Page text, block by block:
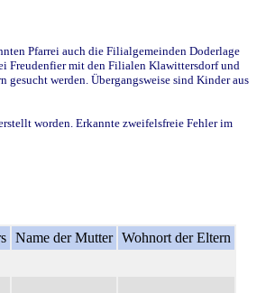
Pfarrei auch die Filialgemeinden Doderlage
Freudenfier mit den Filialen Klawittersdorf und
werden. Übergangsweise sind Kinder aus
worden. Erkannte zweifelsfreie Fehler im
Name der Mutter Wohnort der Eltern